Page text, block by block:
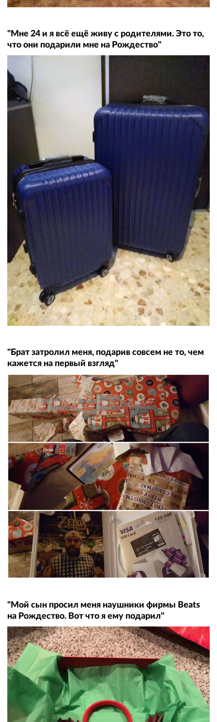
"Мне 24 и я всё ещё живу с родителями. Это то,
что они подарили мне на Рождество"
"Брат затролил меня, подарив совсем не то, чем
кажется на первый взгляд"
"Мой сын просил меня наушники фирмы Beats
на Рождество. Вот что я ему подарил"